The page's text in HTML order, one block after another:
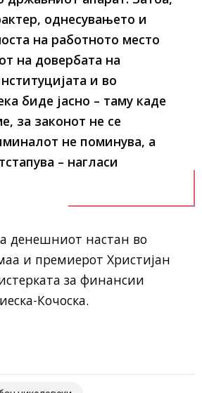
однесувањето и
на работното место
на довербата на
и во
биде јасно – таму каде
за законот не се
не поминува, а
– нагласи
денешниот настан во
и премиерот Христијан
за финансии
Кочоска.